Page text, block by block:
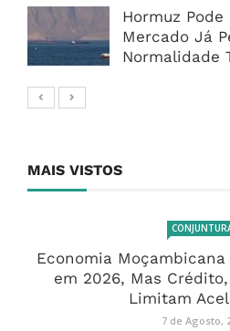
Hormuz Pode
Mercado Já
Normalidade
MAIS VISTOS
Economia
em 2026, Mas
Limitam
7 de Agosto,